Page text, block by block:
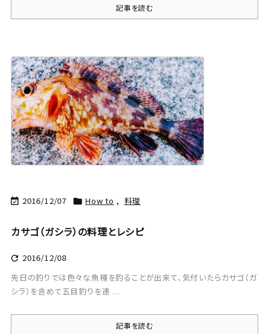
記事を読む
 2016/12/07  How to , 料理
カサゴ（ガシラ）の料理とレシピ
 2016/12/08
先日の釣りでは色々な魚種を釣ることが出来て、気付いたらカサゴ（ガ
シラ）を含めて五目釣りを達 ...
記事を読む